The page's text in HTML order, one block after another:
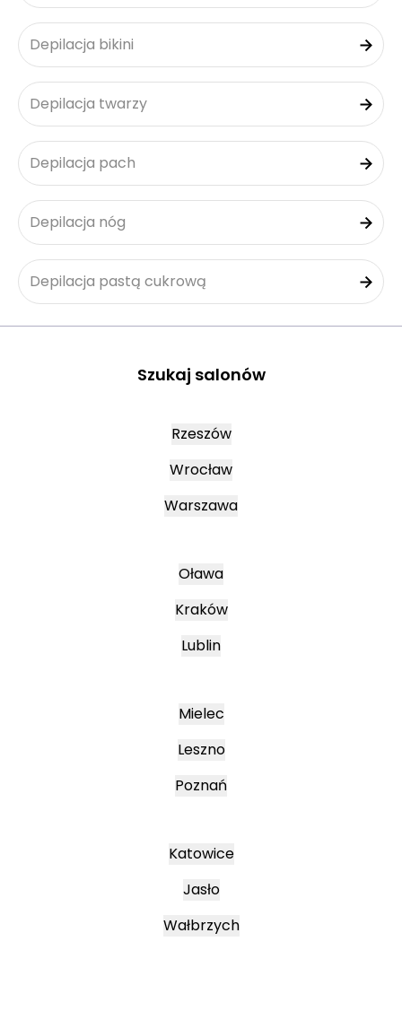
Depilacja bikini
Depilacja twarzy
Depilacja pach
Depilacja nóg
Depilacja pastą cukrową
Szukaj salonów
Rzeszów
Wrocław
Warszawa
Oława
Kraków
Lublin
Mielec
Leszno
Poznań
Katowice
Jasło
Wałbrzych